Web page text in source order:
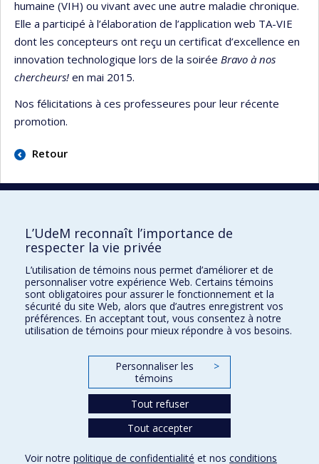
humaine (VIH) ou vivant avec une autre maladie chronique.
Elle a participé à l’élaboration de l’application web TA-VIE
dont les concepteurs ont reçu un certificat d’excellence en
innovation technologique lors de la soirée Bravo à nos
chercheurs! en mai 2015.
Nos félicitations à ces professeures pour leur récente
promotion.
Retour
Faculté des sciences infirmières
Pavillon Marguerite-d'Youville
2375, chemin de la Côte-Sainte-Catherine
Montréal (Québec) H3T 1A8
Lien Google Maps
L’UdeM reconnaît l’importance de
respecter la vie privée
L’utilisation de témoins nous permet d’améliorer et de
personnaliser votre expérience Web. Certains témoins
sont obligatoires pour assurer le fonctionnement et la
sécurité du site Web, alors que d’autres enregistrent vos
préférences. En acceptant tout, vous consentez à notre
utilisation de témoins pour mieux répondre à vos besoins.
Personnaliser les
témoins
>
Tout refuser
Tout accepter
Voir notre politique de confidentialité et nos conditions